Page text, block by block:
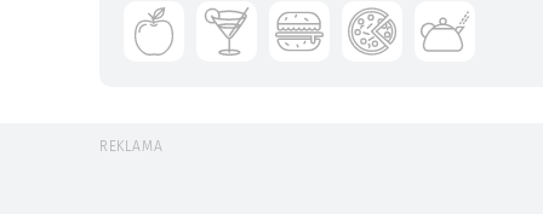
REKLAMA